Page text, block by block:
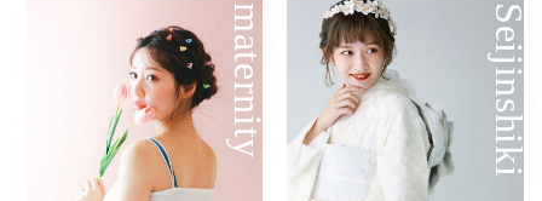
maternity Seijinshiki